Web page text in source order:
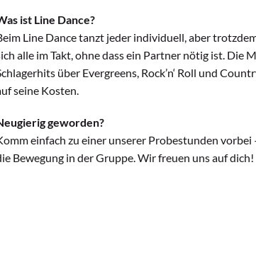
ist Line Dance?
Line Dance tanzt jeder individuell, aber
alle im Takt, ohne dass ein Partner nötig ist. Die
über Evergreens, Rock’n‘ Roll und
seine Kosten.
geworden?
einfach zu einer unserer Probestunden
Bewegung in der Gruppe. Wir freuen uns auf dich!